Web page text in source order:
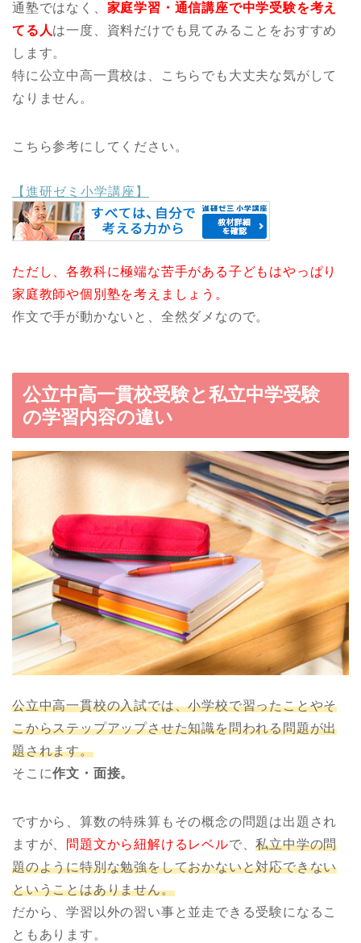
通塾ではなく、 家庭学習・通信講座で中学受験を考え
てる人は一度、資料だけでも見てみることをおすすめ
します。
特に公立中高一貫校は、こちらでも大丈夫な気がして
なりません。
こちら参考にしてください。
【進研ゼミ小学講座】
ただし、各教科に極端な苦手がある子どもはやっぱり
家庭教師や個別塾を考えましょう。
作文で手が動かないと、全然ダメなので。
公立中高一貫校受験と私立中学受験
の学習内容の違い
公立中高一貫校の入試では、小学校で習ったことやそ
こからステップアップさせた知識を問われる問題が出
題されます。
そこに作文・面接。
ですから、算数の特殊算もその概念の問題は出題され
ますが、
問題文から紐解けるレベルで、私立中学の問
題のように特別な勉強をしておかないと対応できない
ということはありません。
だから、学習以外の習い事と並走できる受験になるこ
ともあります。